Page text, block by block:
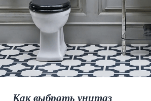
Как выбрать унитаз